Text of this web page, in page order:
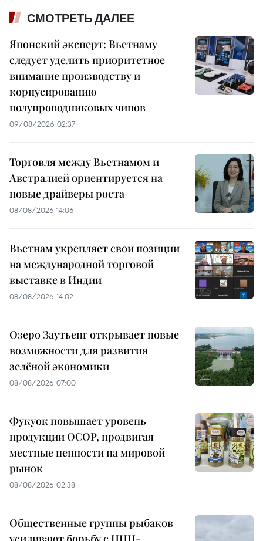
СМОТРЕТЬ ДАЛЕЕ
Японский эксперт: Вьетнаму
следует уделить приоритетное
внимание производству и
корпусированию
полупроводниковых чипов
09/08/2026 02:37
Торговля между Вьетнамом и
Австралией ориентируется на
новые драйверы роста
08/08/2026 14:06
Вьетнам укрепляет свои позиции
на международной торговой
выставке в Индии
08/08/2026 14:02
Озеро Заутьенг открывает новые
возможности для развития
зелёной экономики
08/08/2026 07:00
Фукуок повышает уровень
продукции OCOP, продвигая
местные ценности на мировой
рынок
08/08/2026 02:38
Общественные группы рыбаков